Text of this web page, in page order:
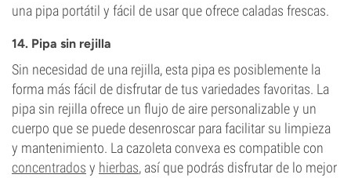
una pipa portátil y fácil de usar que ofrece caladas frescas.
14. Pipa sin rejilla
Sin necesidad de una rejilla, esta pipa es posiblemente la
forma más fácil de disfrutar de tus variedades favoritas. La
pipa sin rejilla ofrece un flujo de aire personalizable y un
cuerpo que se puede desenroscar para facilitar su limpieza
y mantenimiento. La cazoleta convexa es compatible con
concentrados y hierbas, así que podrás disfrutar de lo mejor